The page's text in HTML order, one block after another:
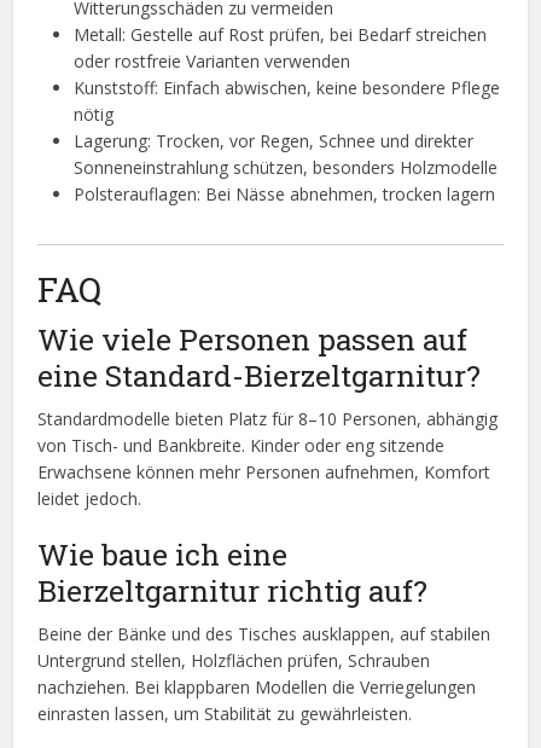
Witterungsschäden zu vermeiden
Metall: Gestelle auf Rost prüfen, bei Bedarf streichen
oder rostfreie Varianten verwenden
Kunststoff: Einfach abwischen, keine besondere Pflege
nötig
Lagerung: Trocken, vor Regen, Schnee und direkter
Sonneneinstrahlung schützen, besonders Holzmodelle
Polsterauflagen: Bei Nässe abnehmen, trocken lagern
FAQ
Wie viele Personen passen auf
eine Standard-Bierzeltgarnitur?
Standardmodelle bieten Platz für 8–10 Personen, abhängig
von Tisch- und Bankbreite. Kinder oder eng sitzende
Erwachsene können mehr Personen aufnehmen, Komfort
leidet jedoch.
Wie baue ich eine
Bierzeltgarnitur richtig auf?
Beine der Bänke und des Tisches ausklappen, auf stabilen
Untergrund stellen, Holzflächen prüfen, Schrauben
nachziehen. Bei klappbaren Modellen die Verriegelungen
einrasten lassen, um Stabilität zu gewährleisten.